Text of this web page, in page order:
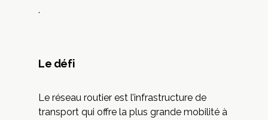
.
Le défi
Le réseau routier est l’infrastructure de
transport qui offre la plus grande mobilité à